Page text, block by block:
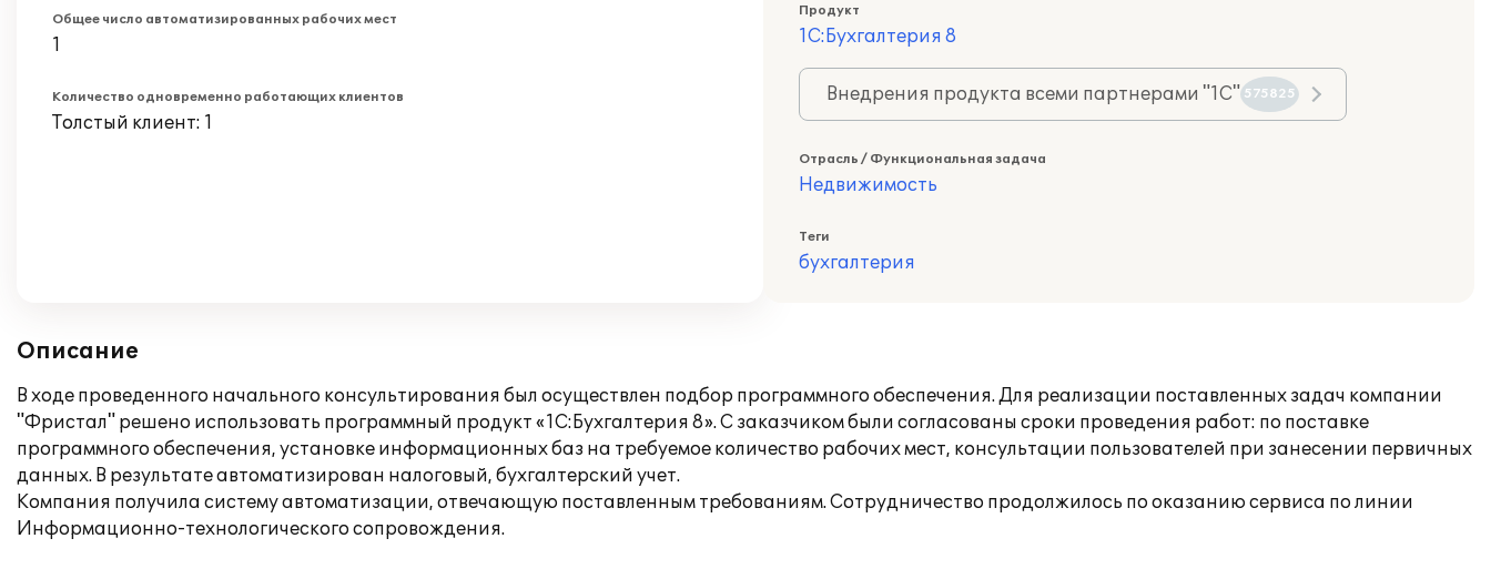
Общее число автоматизированных рабочих мест
1
Количество одновременно работающих клиентов
Толстый клиент: 1
Продукт
1С:Бухгалтерия 8
Внедрения продукта всеми партнерами "1С" 575825
Отрасль / Функциональная задача
Недвижимость
Теги
бухгалтерия
Описание
В ходе проведенного начального консультирования был осуществлен подбор программного обеспечения. Для реализации поставленных задач компании
"Фристал" решено использовать программный продукт «1С:Бухгалтерия 8». С заказчиком были согласованы сроки проведения работ: по поставке
программного обеспечения, установке информационных баз на требуемое количество рабочих мест, консультации пользователей при занесении первичных
данных. В результате автоматизирован налоговый, бухгалтерский учет.
Компания получила систему автоматизации, отвечающую поставленным требованиям. Сотрудничество продолжилось по оказанию сервиса по линии
Информационно-технологического сопровождения.